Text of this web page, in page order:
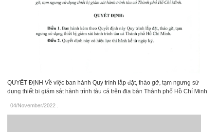
QUYẾT ĐỊNH Về việc ban hành Quy trình lắp đặt, tháo gỡ, tạm ngưng sử
dụng thiết bị giám sát hành trình tàu cá trên địa bàn Thành phố Hồ Chí Minh
04/November/2022